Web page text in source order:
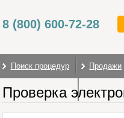
8 (800) 600-72-28
Поиск процедур Продажи
Торговые секции На
Проверка